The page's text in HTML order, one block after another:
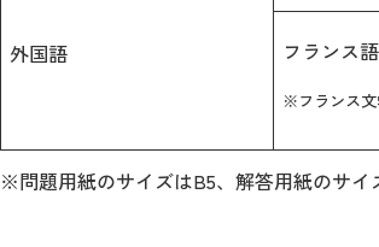
外国語 フランス語
※フランス
※問題用紙のサイズはB5、解答用紙のサイ